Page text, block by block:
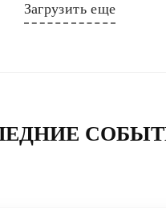
Загрузить еще